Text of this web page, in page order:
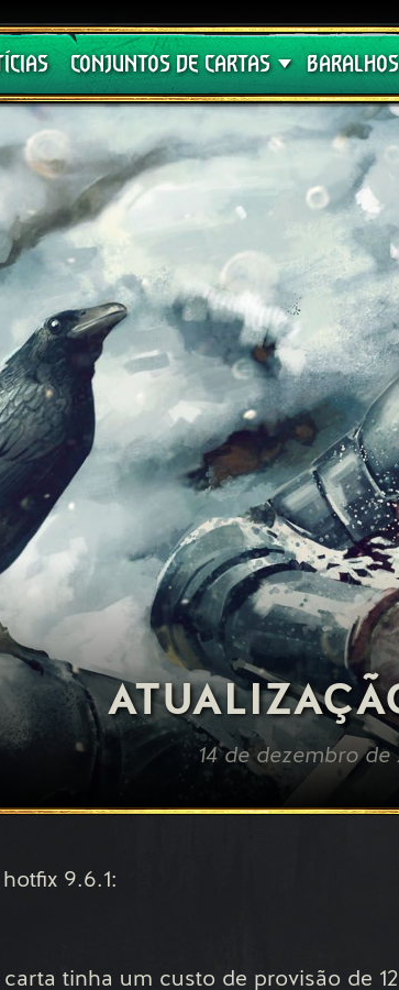
CONJUNTOS DE CARTAS
Crimson Curse
BARALHOS
Guia de
14 de dezembro de
9.6.1:
tinha um custo de provisão de